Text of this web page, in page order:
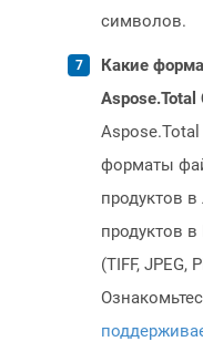
символов.
Какие
Aspose.Total
форматы
продуктов
продуктов в
(TIFF, JPEG,